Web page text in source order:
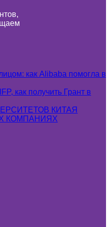
как Alibaba помогла в
как получить Грант в
КИТАЯ
КОМПАНИЯХ